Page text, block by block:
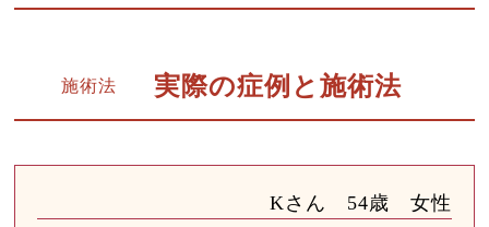
施術法 実際の症例と施術法
Kさん 54歳 女性